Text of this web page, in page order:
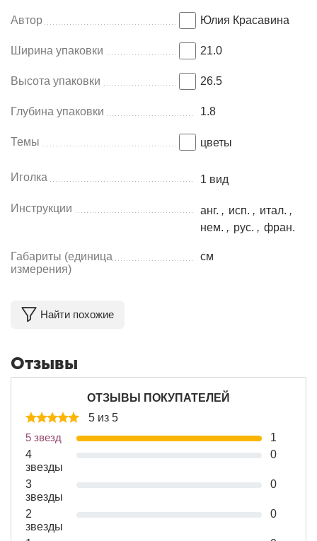
Автор Юлия Красавина
Ширина упаковки 21.0
Высота упаковки 26.5
Глубина упаковки 1.8
Темы цветы
Иголка 1 вид
Инструкции анг. , исп. , итал. ,
нем. , рус. , фран.
Габариты (единица
измерения)
см
Найти похожие
Отзывы
ОТЗЫВЫ ПОКУПАТЕЛЕЙ
5 из 5
5 звезд
1
4
звезды
0
3
звезды
0
2
звезды
0